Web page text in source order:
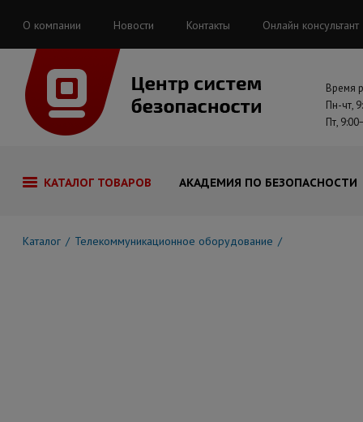
О компании Новости Контакты Онлайн консультант
Время
Пн-чт,
Пт,
КАТАЛОГ ТОВАРОВ АКАДЕМИЯ ПО БЕЗОПАСНОСТИ
Каталог Телекоммуникационное оборудование